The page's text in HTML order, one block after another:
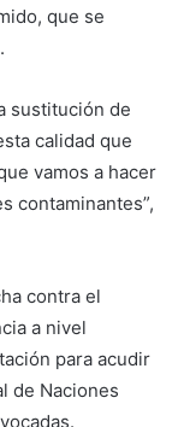
que se
sustitución de
calidad que
vamos a hacer
contaminantes”,
contra el
a nivel
para acudir
de Naciones